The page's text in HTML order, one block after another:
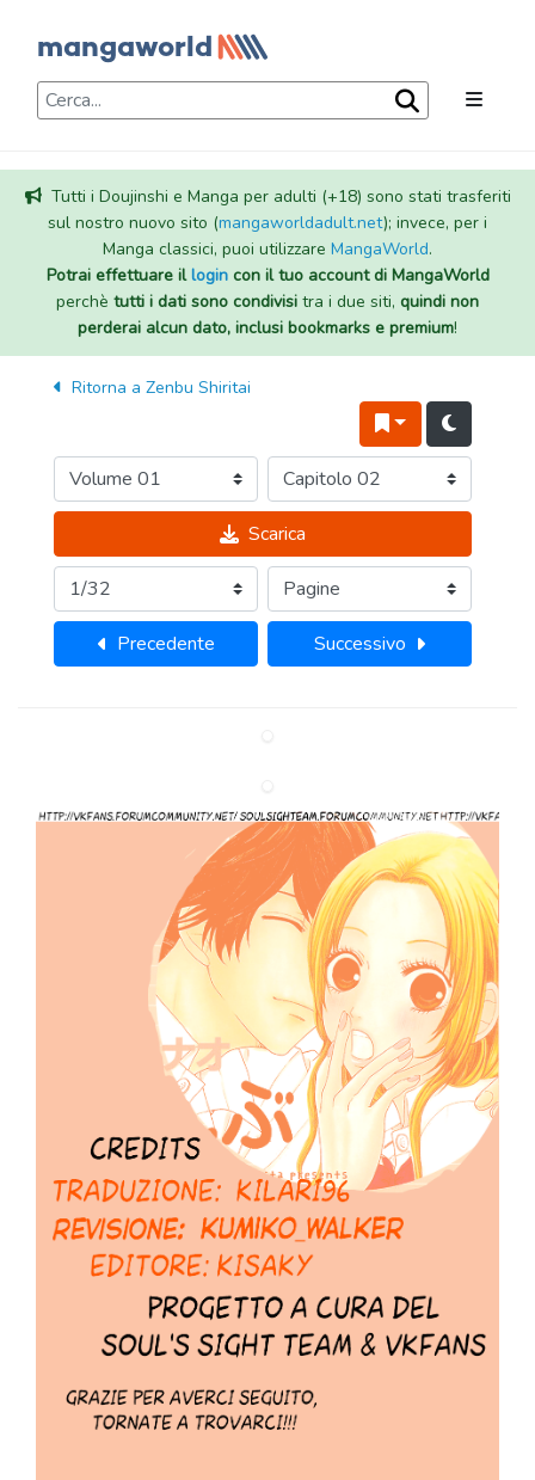
Tutti i Doujinshi e Manga per adulti (+18) sono stati trasferiti
sul nostro nuovo sito (mangaworldadult.net); invece, per i
Manga classici, puoi utilizzare MangaWorld.
Potrai effettuare illogincon il tuo account di MangaWorld
perchè tutti i dati sono condivisi tra i due siti, quindi non
perderai alcun dato, inclusi bookmarks e premium!
Ritorna a Zenbu Shiritai
Scarica
Precedente Successivo